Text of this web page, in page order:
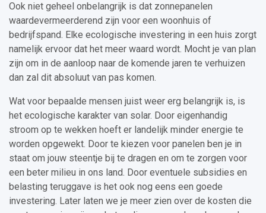
Ook niet geheel onbelangrijk is dat zonnepanelen
waardevermeerderend zijn voor een woonhuis of
bedrijfspand. Elke ecologische investering in een huis zorgt
namelijk ervoor dat het meer waard wordt. Mocht je van plan
zijn om in de aanloop naar de komende jaren te verhuizen
dan zal dit absoluut van pas komen.
Wat voor bepaalde mensen juist weer erg belangrijk is, is
het ecologische karakter van solar. Door eigenhandig
stroom op te wekken hoeft er landelijk minder energie te
worden opgewekt. Door te kiezen voor panelen ben je in
staat om jouw steentje bij te dragen en om te zorgen voor
een beter milieu in ons land. Door eventuele subsidies en
belasting teruggave is het ook nog eens een goede
investering. Later laten we je meer zien over de kosten die